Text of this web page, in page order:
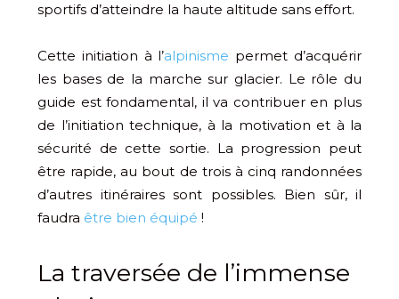
sportifs d’atteindre la haute altitude sans effort.
Cette initiation à l’alpinisme permet d’acquérir
les bases de la marche sur glacier. Le rôle du
guide est fondamental, il va contribuer en plus
de l’initiation technique, à la motivation et à la
sécurité de cette sortie. La progression peut
être rapide, au bout de trois à cinq randonnées
d’autres itinéraires sont possibles. Bien sûr, il
faudra être bien équipé !
La traversée de l’immense